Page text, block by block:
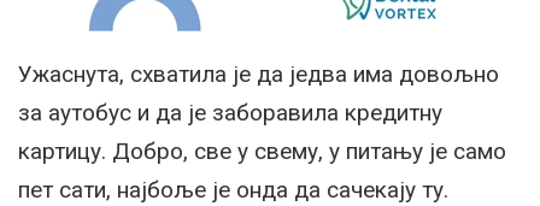
Ужаснута, схватила је да једва има довољно
за аутобус и да је заборавила кредитну
картицу. Добро, све у свему, у питању је само
пет сати, најбоље је онда да сачекају ту.